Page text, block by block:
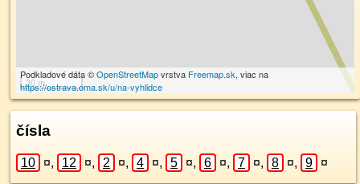
30 m
Podkladové dáta ©OpenStreetMapvrstva Freemap.sk, viac na
https://ostrava.oma.sk/u/na-vyhlidce
čísla
10 ¤, 12 ¤, 2 ¤, 4 ¤, 5 ¤, 6 ¤, 7 ¤, 8 ¤, 9 ¤